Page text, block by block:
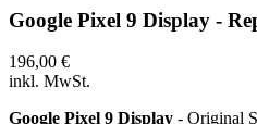
Google Pixel 9 Display -
196,00 €
inkl. MwSt.
Google Pixel 9 Display - Original